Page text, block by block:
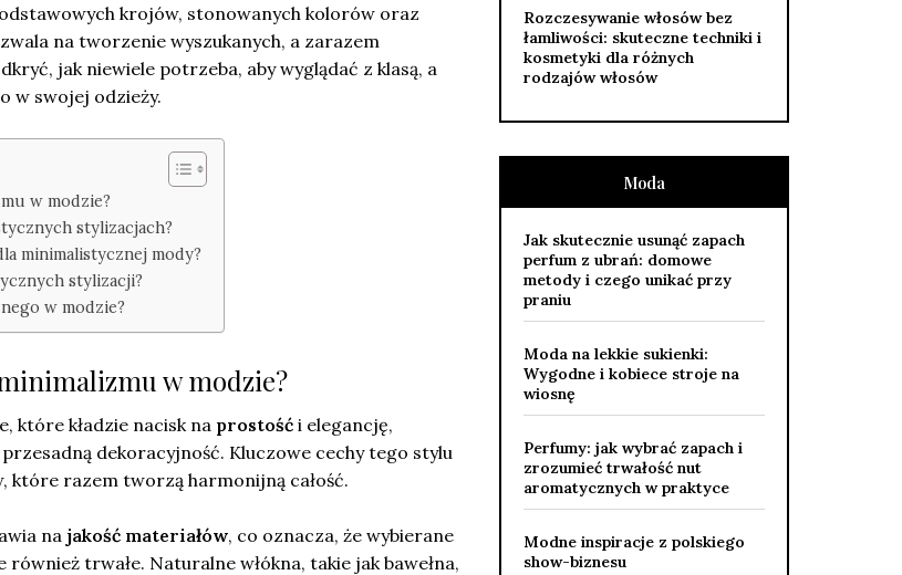
krojów, stonowanych kolorów oraz
na tworzenie wyszukanych, a zarazem
jak niewiele potrzeba, aby wyglądać z klasą, a
w swojej odzieży.
w modzie?
stylizacjach?
minimalistycznej mody?
stylizacji?
w modzie?
w modzie?
które kładzie nacisk na prostość i elegancję,
dekoracyjność. Kluczowe cechy tego stylu
które razem tworzą harmonijną całość.
na jakość materiałów, co oznacza, że wybierane
trwałe. Naturalne włókna, takie jak bawełna,
Rozczesywanie włosów bez
łamliwości: skuteczne techniki i
kosmetyki dla różnych
rodzajów włosów
Moda
Jak skutecznie usunąć zapach
perfum z ubrań: domowe
metody i czego unikać przy
praniu
Moda na lekkie sukienki:
Wygodne i kobiece stroje na
wiosnę
Perfumy: jak wybrać zapach i
zrozumieć trwałość nut
aromatycznych w praktyce
Modne inspiracje z polskiego
show-biznesu